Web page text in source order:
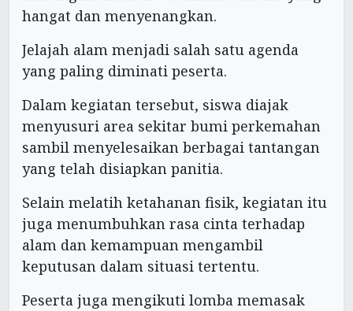
hangat dan menyenangkan.
Jelajah alam menjadi salah satu agenda
yang paling diminati peserta.
Dalam kegiatan tersebut, siswa diajak
menyusuri area sekitar bumi perkemahan
sambil menyelesaikan berbagai tantangan
yang telah disiapkan panitia.
Selain melatih ketahanan fisik, kegiatan itu
juga menumbuhkan rasa cinta terhadap
alam dan kemampuan mengambil
keputusan dalam situasi tertentu.
Peserta juga mengikuti lomba memasak